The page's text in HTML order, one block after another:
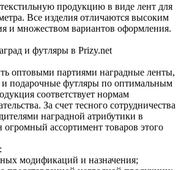
продукцию в виде лент для
Все изделия отличаются высоким
и множеством вариантов оформления.
и футляры в Prizy.net
оптовыми партиями наградные ленты,
и подарочные футляры по оптимальным
соответствует нормам
За счет тесного сотрудничества
наградной атрибутики в
огромный ассортимент товаров этого
модификаций и назначения;